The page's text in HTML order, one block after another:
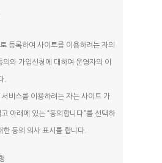
등록하여 사이트를 이용하려는 자의
와 가입신청에 대하여 운영자의 이
.
비스를 이용하려는 자는 사이트 가
아래에 있는 “동의합니다”를 선택하
동의 의사 표시를 합니다.